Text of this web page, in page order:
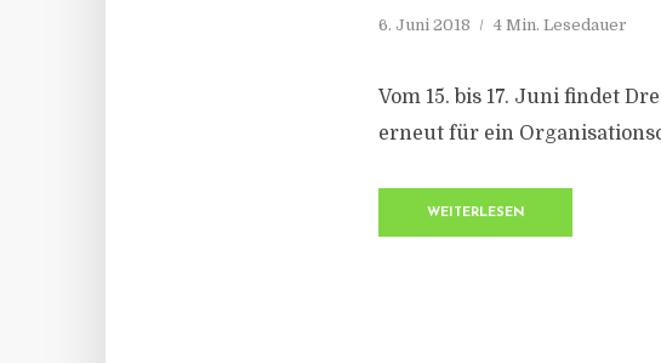
6. Juni 2018 4 Min. Lesedauer
Vom 15. bis 17. Juni findet
erneut für ein
WEITERLESEN